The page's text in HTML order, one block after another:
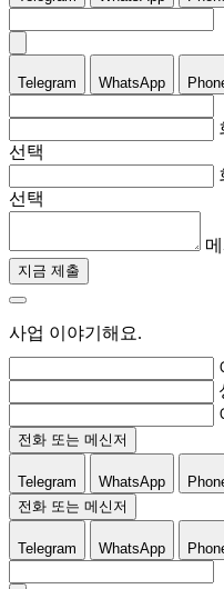
Telegram WhatsApp
선택
선택
지금 제출
사업 이야기해요.
전화 또는 메신저
Telegram WhatsApp
전화 또는 메신저
Telegram WhatsApp